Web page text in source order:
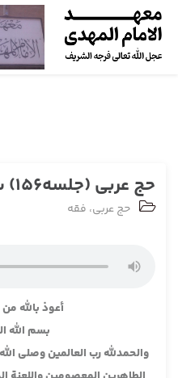
حج عربی (جلسه156) سه‌شنبه 1400/01/17
حج عربی، فقه
أعوذ بالله
بسم الله
والحمدلله رب العالمين وصلى